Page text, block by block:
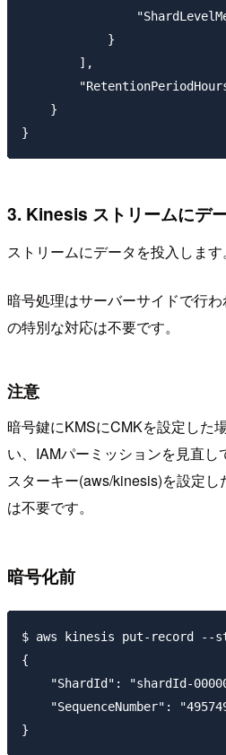
            }
        ],
    }
3. Kinesis ストリームにデ
ストリームにデータを投入します。
暗号処理はサーバーサイドで行
の特別な対応は不要です。
注意
暗号鍵にKMSにCMKを設定した
い、IAMパーミッションを見直
スターキー(aws/kinesis)を設定
は不要です。
暗号化前
$ aws kinesis put-record --
{
"ShardId": "shardId-
"SequenceNumber":